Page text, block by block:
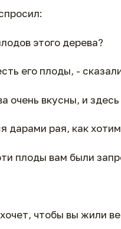
этого дерева?
его плоды, -
очень вкусны, и
дарами рая, как
плоды вам были
чтобы вы жили